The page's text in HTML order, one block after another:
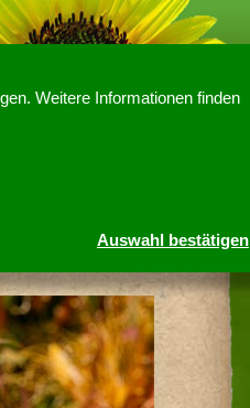
Weitere Informationen finden
Auswahl bestätigen